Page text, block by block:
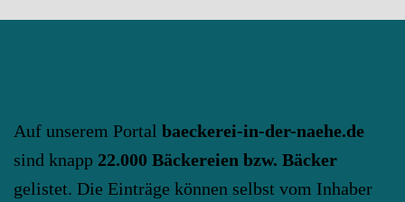
Auf unserem Portal baeckerei-in-der-naehe.de
sind knapp 22.000 Bäckereien bzw. Bäcker
gelistet. Die Einträge können selbst vom Inhaber